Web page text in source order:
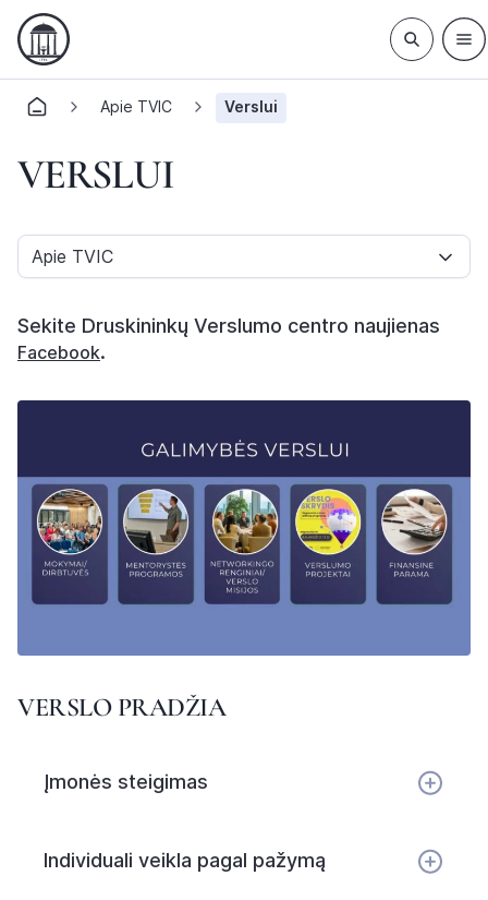
Apie TVIC Verslui
VERSLUI
Apie TVIC
Sekite Druskininkų Verslumo centro naujienas
Facebook.
VERSLO PRADŽIA
Įmonės steigimas
Individuali veikla pagal pažymą